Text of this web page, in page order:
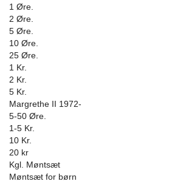
1 Øre.
2 Øre.
5 Øre.
10 Øre.
25 Øre.
1 Kr.
2 Kr.
5 Kr.
Margrethe II 1972-
5-50 Øre.
1-5 Kr.
10 Kr.
20 kr
Kgl. Møntsæt
Møntsæt for børn